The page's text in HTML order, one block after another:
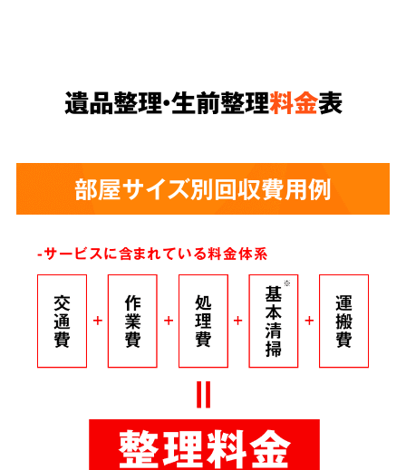
遺品整理・生前整理料金表
部屋サイズ別回収費用例
-サービスに含まれている料金体系